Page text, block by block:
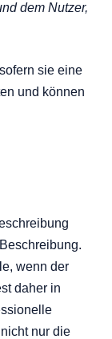
dem Nutzer,
sie eine
und können
wenn der
daher in
nur die